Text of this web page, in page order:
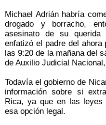
Michael Adrián habría
drogado y borracho,
asesinato de su
enfatizó el padre del
las 9:20 de la mañana del
de Auxilio Judicial
Todavía el gobierno de
información sobre si
Rica, ya que en las leyes
esa opción legal.